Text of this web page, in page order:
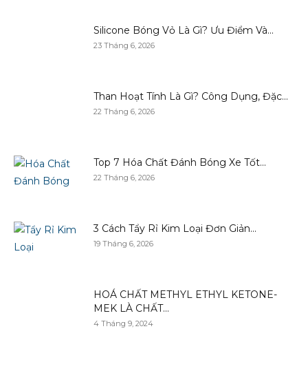
Silicone Bóng Vỏ Là Gì? Ưu Điểm Và...
23 Tháng 6, 2026
Than Hoạt Tính Là Gì? Công Dụng, Đặc...
22 Tháng 6, 2026
Top 7 Hóa Chất Đánh Bóng Xe Tốt...
22 Tháng 6, 2026
3 Cách Tẩy Rỉ Kim Loại Đơn Giản...
19 Tháng 6, 2026
HOÁ CHẤT METHYL ETHYL KETONE-
MEK LÀ CHẤT...
4 Tháng 9, 2024